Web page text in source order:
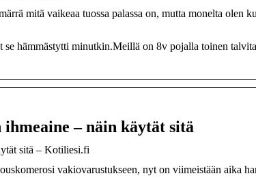
mitä vaikeaa tuossa palassa on, mutta monelta olen
se hämmästytti minutkin.Meillä on 8v pojalla toinen
– näin käytät sitä
sitä – Kotiliesi.fi
vakiovarustukseen, nyt on viimeistään aika